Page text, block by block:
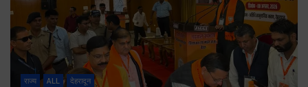
राज्य ALL देहरादून